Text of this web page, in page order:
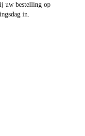
uw bestelling op
in.